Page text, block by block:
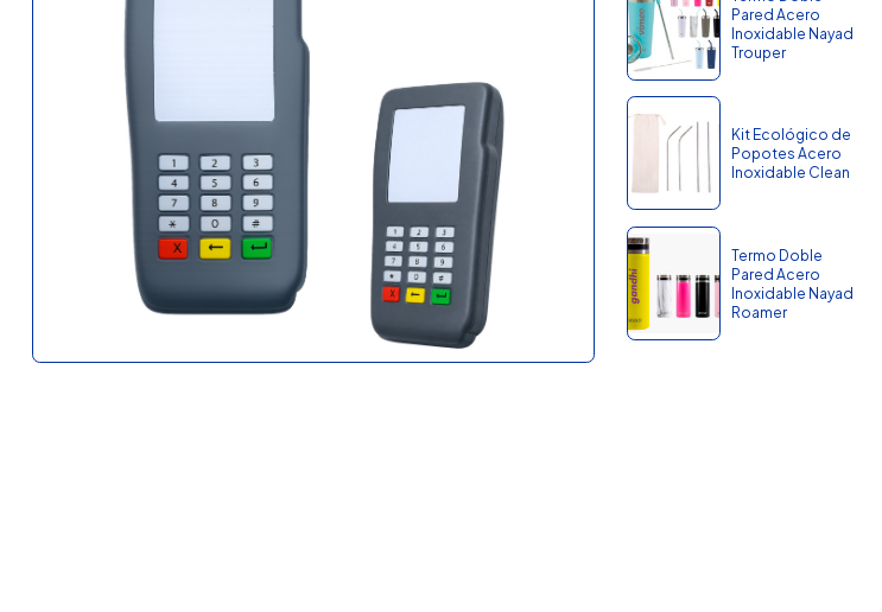
Pared Acero
Inoxidable Nayad
Trouper
Kit Ecológico de
Popotes Acero
Inoxidable Clean
Termo Doble
Pared Acero
Inoxidable Nayad
Roamer